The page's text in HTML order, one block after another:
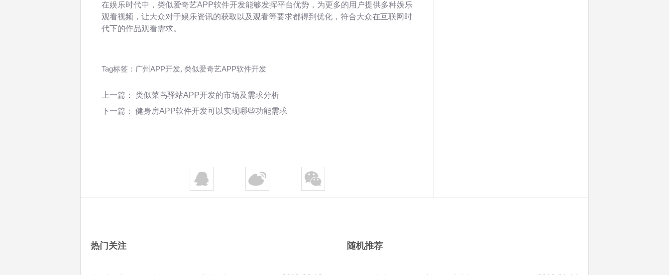
在娱乐时代中，类似爱奇艺APP软件开发能够发挥平台优势，为更多的用户提供多种娱乐
观看视频，让大众对于娱乐资讯的获取以及观看等要求都得到优化，符合大众在互联网时
代下的作品观看需求。
Tag标签： 广州APP开发, 类似爱奇艺APP软件开发
上一篇： 类似菜鸟驿站APP开发的市场及需求分析
下一篇： 健身房APP软件开发可以实现哪些功能需求
热门关注 随机推荐